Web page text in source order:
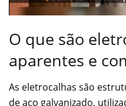
O que são
aparentes e
As eletrocalhas são
de aço galvanizado,